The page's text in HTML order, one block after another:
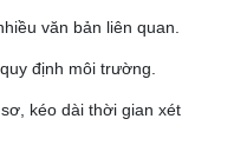
văn bản liên quan.
định môi trường.
kéo dài thời gian xét